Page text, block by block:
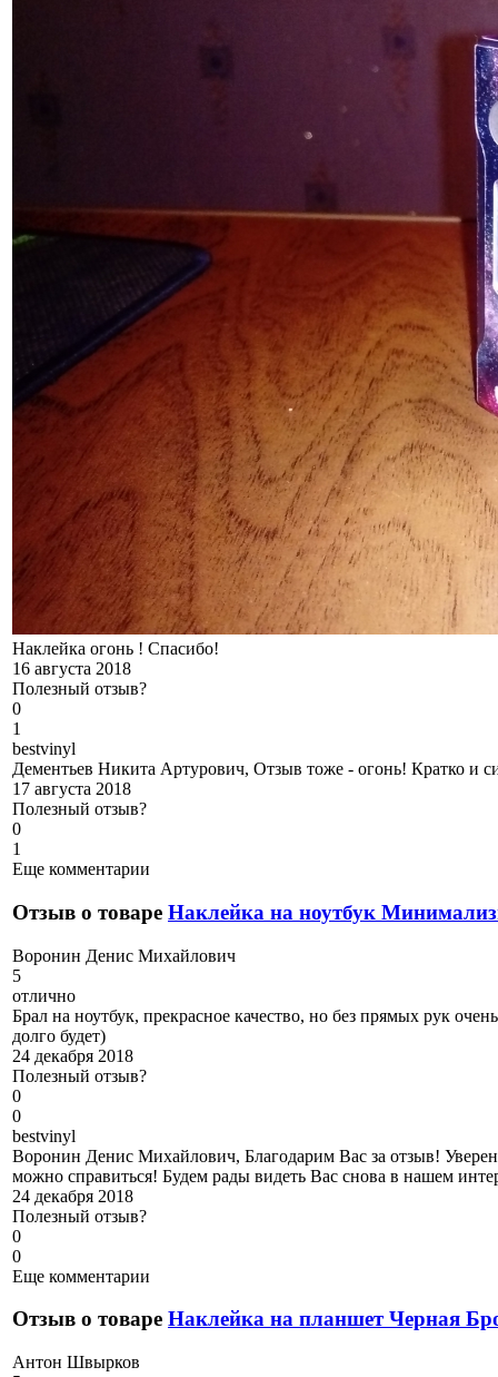
Наклейка огонь ! Спасибо!
16 августа 2018
Полезный отзыв?
0
1
bestvinyl
Дементьев Никита Артурович, Отзыв тоже - огонь! Кратко и
17 августа 2018
Полезный отзыв?
0
1
Еще комментарии
Отзыв о товаре Наклейка на ноутбук
Воронин Денис Михайлович
5
отлично
Брал на ноутбук, прекрасное качество, но без прямых рук
долго будет)
24 декабря 2018
Полезный отзыв?
0
0
bestvinyl
Воронин Денис Михайлович, Благодарим Вас за отзыв!
можно справиться! Будем рады видеть Вас снова в нашем
24 декабря 2018
Полезный отзыв?
0
0
Еще комментарии
Отзыв о товаре Наклейка на планшет Черная
Антон Швырков